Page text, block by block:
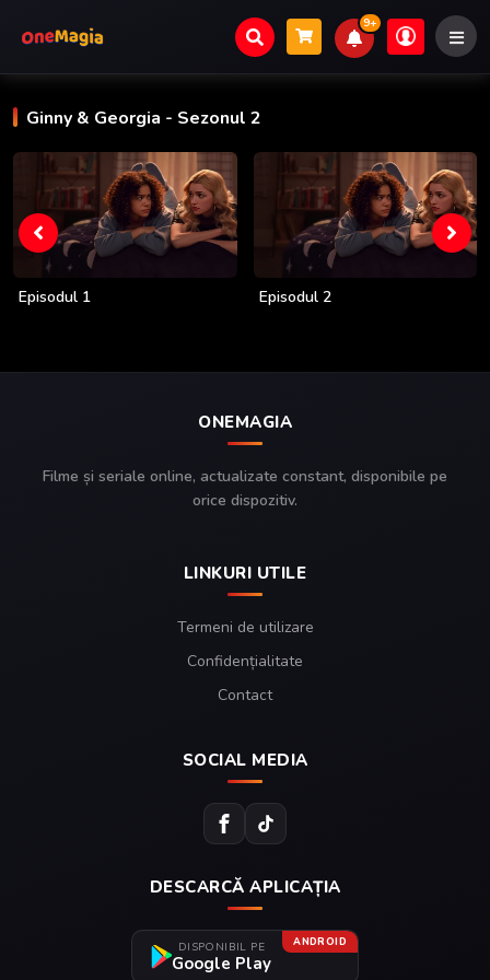
9+
Ginny & Georgia - Sezonul 2
Episodul 1 Episodul 2
ONEMAGIA
Filme și seriale online, actualizate constant, disponibile pe
orice dispozitiv.
LINKURI UTILE
Termeni de utilizare
Confidențialitate
Contact
SOCIAL MEDIA
DESCARCĂ APLICAȚIA
ANDROID
DISPONIBIL PE
Google Play